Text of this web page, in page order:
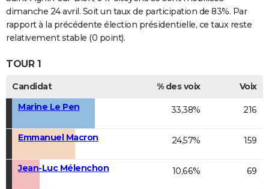
dimanche 24 avril. Soit un taux de participation de 83%. Par
rapport à la précédente élection présidentielle, ce taux reste
relativement stable (0 point).
TOUR 1
Candidat % des voix
Voix
Marine Le Pen
33,38% 216
Emmanuel Macron 24,57% 159
Jean-Luc Mélenchon 10,66% 69